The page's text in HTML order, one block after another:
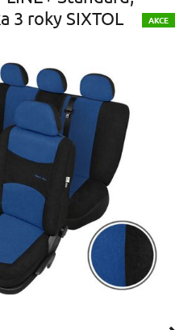
3 roky SIXTOL
AKCE